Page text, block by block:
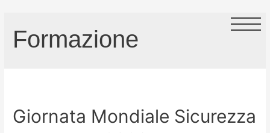
Formazione
Giornata Mondiale Sicurezza